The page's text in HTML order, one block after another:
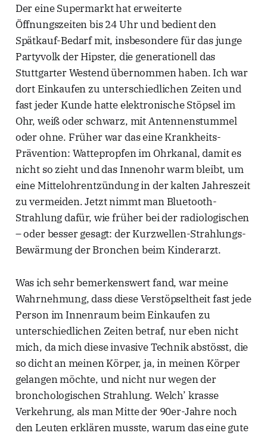
Der eine Supermarkt hat erweiterte
Öffnungszeiten bis 24 Uhr und bedient den
Spätkauf-Bedarf mit, insbesondere für das junge
Partyvolk der Hipster, die generationell das
Stuttgarter Westend übernommen haben. Ich war
dort Einkaufen zu unterschiedlichen Zeiten und
fast jeder Kunde hatte elektronische Stöpsel im
Ohr, weiß oder schwarz, mit Antennenstummel
oder ohne. Früher war das eine Krankheits-
Prävention: Wattepropfen im Ohrkanal, damit es
nicht so zieht und das Innenohr warm bleibt, um
eine Mittelohrentzündung in der kalten Jahreszeit
zu vermeiden. Jetzt nimmt man Bluetooth-
Strahlung dafür, wie früher bei der radiologischen
– oder besser gesagt: der Kurzwellen-Strahlungs-
Bewärmung der Bronchen beim Kinderarzt.
Was ich sehr bemerkenswert fand, war meine
Wahrnehmung, dass diese Verstöpseltheit fast jede
Person im Innenraum beim Einkaufen zu
unterschiedlichen Zeiten betraf, nur eben nicht
mich, da mich diese invasive Technik abstösst, die
so dicht an meinen Körper, ja, in meinen Körper
gelangen möchte, und nicht nur wegen der
bronchologischen Strahlung. Welch’ krasse
Verkehrung, als man Mitte der 90er-Jahre noch
den Leuten erklären musste, warum das eine gute